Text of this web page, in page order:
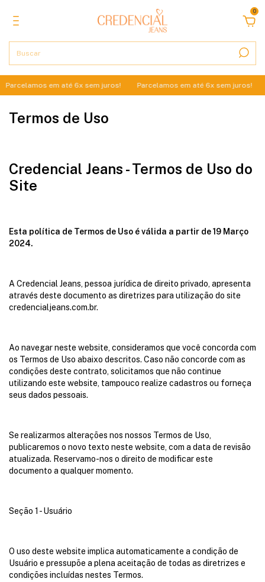
0
Parcelamos em até 6x sem juros! Parcelamos em até 6x sem juros!
Termos de Uso
Credencial Jeans - Termos de Uso do
Site
Esta política de Termos de Uso é válida a partir de 19 Março
2024.
A Credencial Jeans, pessoa jurídica de direito privado, apresenta
através deste documento as diretrizes para utilização do site
credencialjeans.com.br.
Ao navegar neste website, consideramos que você concorda com
os Termos de Uso abaixo descritos. Caso não concorde com as
condições deste contrato, solicitamos que não continue
utilizando este website, tampouco realize cadastros ou forneça
seus dados pessoais.
Se realizarmos alterações nos nossos Termos de Uso,
publicaremos o novo texto neste website, com a data de revisão
atualizada. Reservamo-nos o direito de modificar este
documento a qualquer momento.
Seção 1 - Usuário
O uso deste website implica automaticamente a condição de
Usuário e pressupõe a plena aceitação de todas as diretrizes e
condições incluídas nestes Termos.